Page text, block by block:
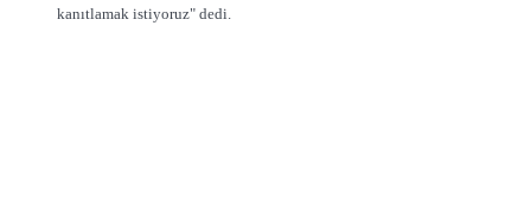
kanıtlamak istiyoruz" dedi.